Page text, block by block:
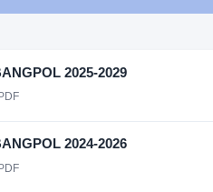
2025-2029
2024-2026